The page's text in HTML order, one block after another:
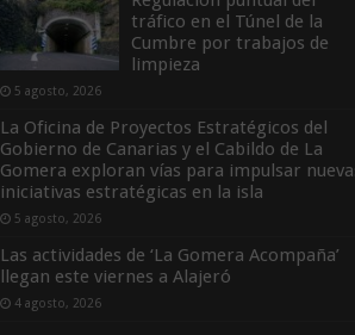
tráfico en el Túnel de la
Cumbre por trabajos de
limpieza
5 agosto, 2026
La Oficina de Proyectos Estratégicos del
Gobierno de Canarias y el Cabildo de La
Gomera exploran vías para impulsar
iniciativas estratégicas en la isla
5 agosto, 2026
Las actividades de ‘La Gomera Acompaña’
llegan este viernes a Alajeró
4 agosto, 2026